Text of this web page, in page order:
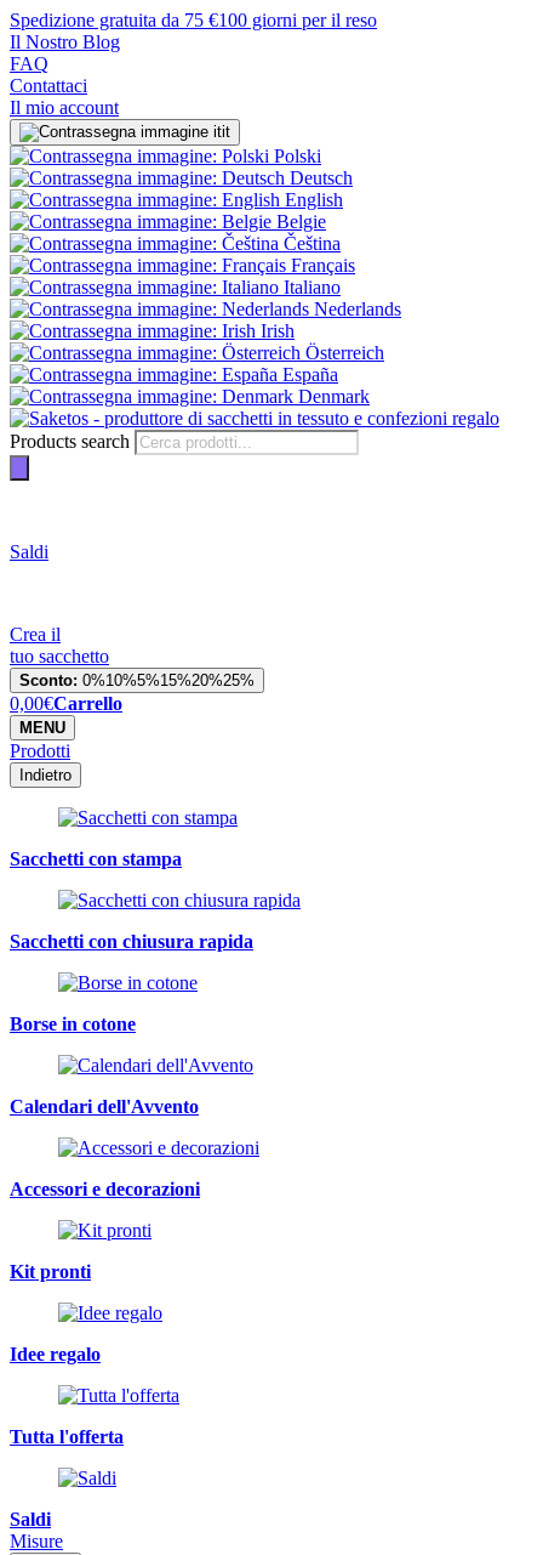
Spedizione gratuita da 75 €100 giorni per il reso
Il Nostro Blog
FAQ
Contattaci
Il mio account
it
Polski
Deutsch
English
Belgie
Čeština
Français
Italiano
Nederlands
Irish
Österreich
España
Denmark
Products search
Saldi
Crea il
tuo sacchetto
Sconto: 0%10%5%15%20%25%
0,00€Carrello
MENU
Prodotti
Indietro
Sacchetti con stampa
Sacchetti con chiusura rapida
Borse in cotone
Calendari dell'Avvento
Accessori e decorazioni
Kit pronti
Idee regalo
Tutta l'offerta
Saldi
Misure